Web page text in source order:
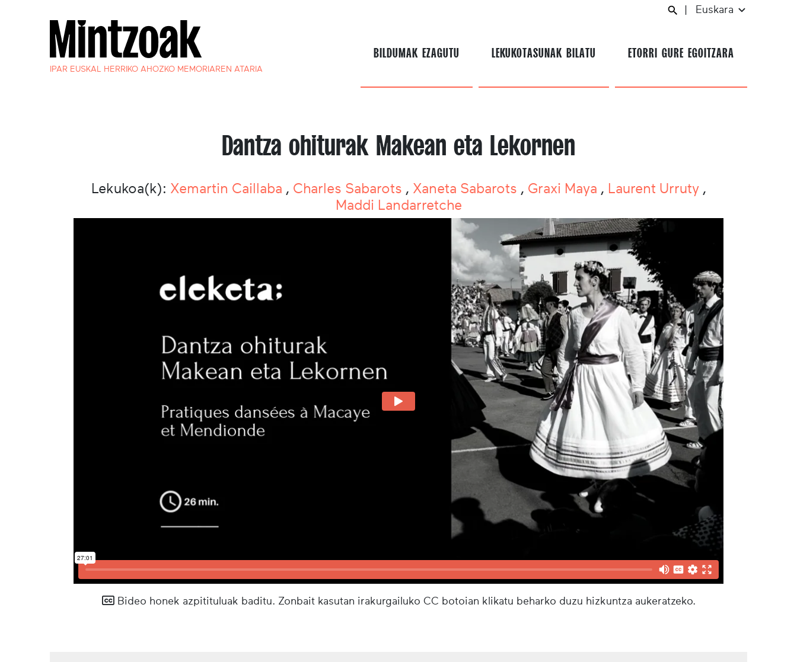
IPAR EUSKAL HERRIKO AHOZKO MEMORIAREN ATARIA
Euskara
BILDUMAK EZAGUTU LEKUKOTASUNAK BILATU ETORRI GURE EGOITZARA
Dantza ohiturak Makean eta Lekornen
Lekukoa(k): Xemartin Caillaba , Charles Sabarots , Xaneta Sabarots , Graxi Maya , Laurent Urruty ,
Maddi Landarretche
Bideo honek azpitituluak baditu. Zonbait kasutan irakurgailuko CC botoian klikatu beharko duzu hizkuntza aukeratzeko.